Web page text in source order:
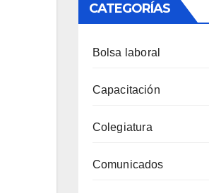
CATEGORÍAS
Bolsa laboral
Capacitación
Colegiatura
Comunicados